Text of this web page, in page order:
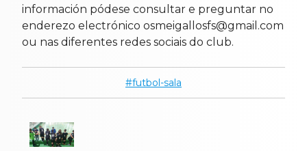
información pódese consultar e preguntar no
enderezo electrónico osmeigallosfs@gmail.com
ou nas diferentes redes sociais do club.
futbol-sala